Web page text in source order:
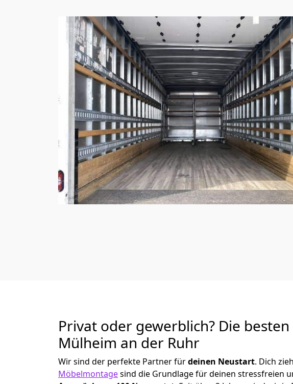
Privat oder gewerblich? Die
Mülheim an der Ruhr
Wir sind der perfekte Partner fürdeinen Neustart. Dich
Möbelmontagesind die Grundlage für deinen stressfreien